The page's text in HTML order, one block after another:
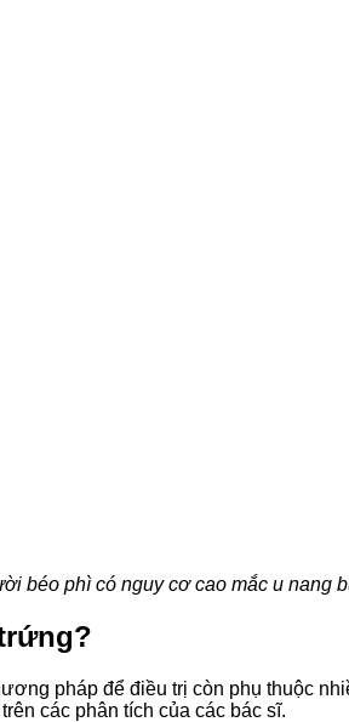
béo phì có nguy cơ cao mắc u nang
pháp để điều trị còn phụ thuộc
các phân tích của các bác sĩ.